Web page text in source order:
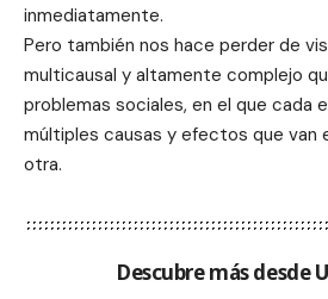
inmediatamente.
Pero también nos hace perder de
multicausal y altamente complejo
problemas sociales, en el que cada
múltiples causas y efectos que van
otra.
Descubre más desde